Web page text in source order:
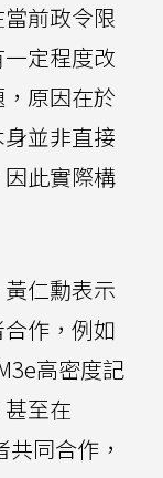
前政令限
定程度改
原因在於
身並非直接
此實際構
仁勳表示
作，例如
高密度記
至在
同合作，